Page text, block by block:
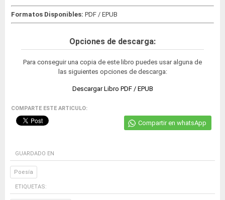
Formatos Disponibles: PDF / EPUB
Opciones de descarga:
Para conseguir una copia de este libro puedes usar alguna de
las siguientes opciones de descarga:
Descargar Libro PDF / EPUB
COMPARTE ESTE ARTICULO:
Compartir en whatsApp
GUARDADO EN
Poesía
ETIQUETAS: